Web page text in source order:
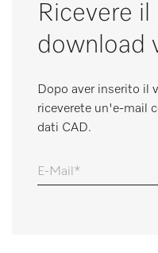
PRIVATI
Promemoria
Ricevere il
download
Dopo aver inserito il
riceverete un'e-mail
dati CAD.
E-Mail